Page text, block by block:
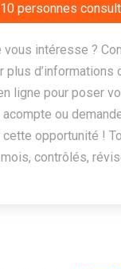
10 personnes
vous intéresse ?
plus
ligne pour poser
ou
opportunité !
contrôlés,